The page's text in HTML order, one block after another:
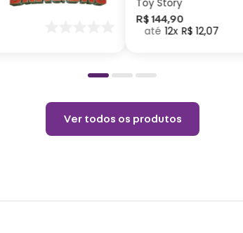
R$ 144,90
12 R$ 12,07
Ver todos os produtos